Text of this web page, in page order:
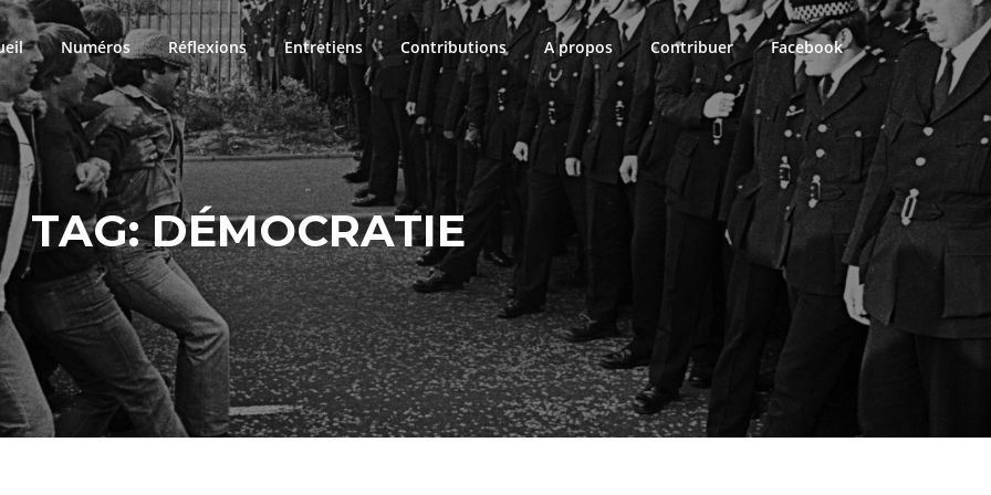
Numéros Réflexions Entretiens Contributions A propos Contribuer Facebook
TAG:DÉMOCRATIE